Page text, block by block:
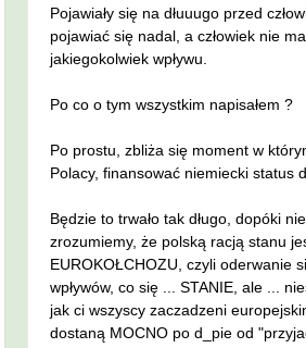
Pojawiały się na dłuuugo przed
pojawiać się nadal, a człowiek nie
jakiegokolwiek wpływu.
Po co o tym wszystkim napisałem ?
Po prostu, zbliża się moment w
Polacy, finansować niemiecki status
Będzie to trwało tak długo, dopóki
zrozumiemy, że polską racją stanu
EUROKOŁCHOZU, czyli oderwanie
wpływów, co się ... STANIE, ale ...
jak ci wszyscy zaczadzeni
dostaną MOCNO po d_pie od